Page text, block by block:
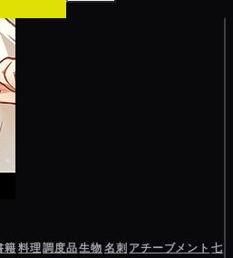
籍料理調度品生物名刺 アチーブメント 七